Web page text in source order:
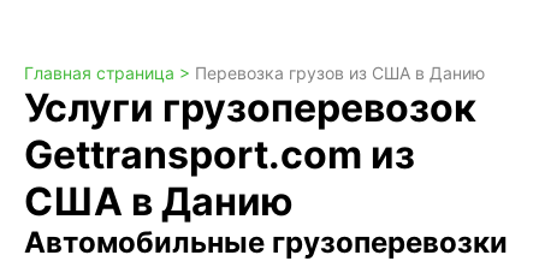
Главная страница > Перевозка грузов из США в Данию
Услуги грузоперевозок
Gettransport.com из
США в Данию
Автомобильные грузоперевозки